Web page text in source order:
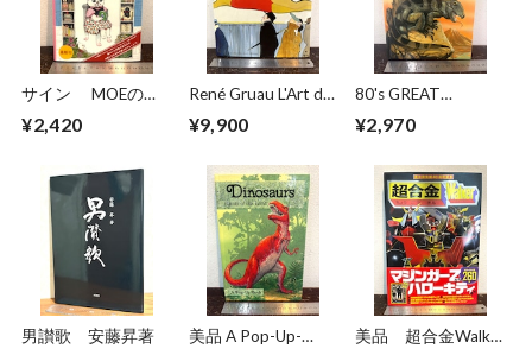
サイン MOEのえ
こ ヒグチユウコ
¥2,420
René Gruau L'Art de
of Advertising
¥9,900
80's GREAT
Pop−Up Book
¥2,970
男讃歌 安藤昇著
美品 A Pop-Up-
美品 超合金Walkar